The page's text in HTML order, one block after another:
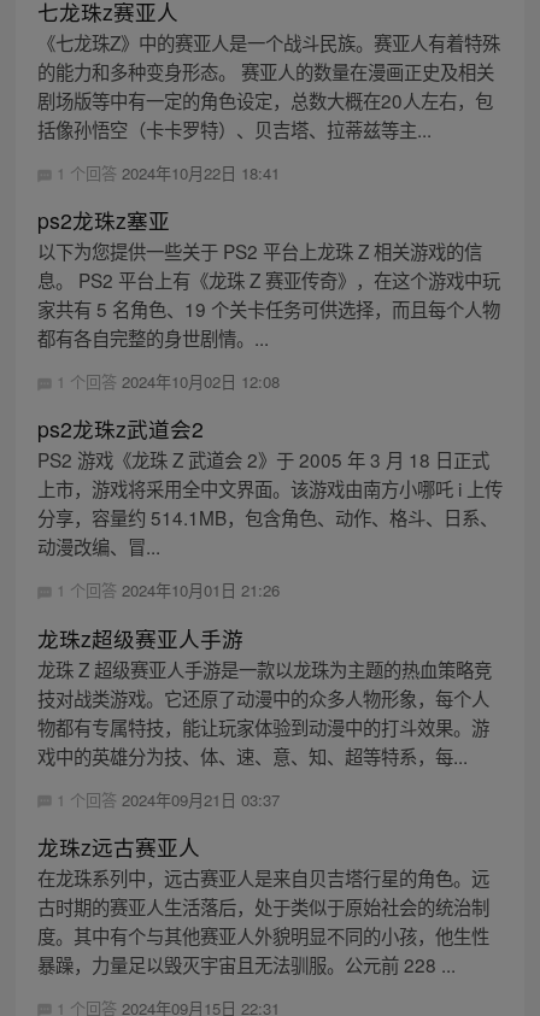
七龙珠z赛亚人
《七龙珠Z》中的赛亚人是一个战斗民族。赛亚人有着特殊
的能力和多种变身形态。 赛亚人的数量在漫画正史及相关
剧场版等中有一定的角色设定，总数大概在20人左右，包
括像孙悟空（卡卡罗特）、贝吉塔、拉蒂兹等主...
1 个回答 2024年10月22日 18:41
ps2龙珠z塞亚
以下为您提供一些关于 PS2 平台上龙珠 Z 相关游戏的信
息。 PS2 平台上有《龙珠 Z 赛亚传奇》，在这个游戏中玩
家共有 5 名角色、19 个关卡任务可供选择，而且每个人物
都有各自完整的身世剧情。...
1 个回答 2024年10月02日 12:08
ps2龙珠z武道会2
PS2 游戏《龙珠 Z 武道会 2》于 2005 年 3 月 18 日正式
上市，游戏将采用全中文界面。该游戏由南方小哪吒 i 上传
分享，容量约 514.1MB，包含角色、动作、格斗、日系、
动漫改编、冒...
1 个回答 2024年10月01日 21:26
龙珠z超级赛亚人手游
龙珠 Z 超级赛亚人手游是一款以龙珠为主题的热血策略竞
技对战类游戏。它还原了动漫中的众多人物形象，每个人
物都有专属特技，能让玩家体验到动漫中的打斗效果。游
戏中的英雄分为技、体、速、意、知、超等特系，每...
1 个回答 2024年09月21日 03:37
龙珠z远古赛亚人
在龙珠系列中，远古赛亚人是来自贝吉塔行星的角色。远
古时期的赛亚人生活落后，处于类似于原始社会的统治制
度。其中有个与其他赛亚人外貌明显不同的小孩，他生性
暴躁，力量足以毁灭宇宙且无法驯服。公元前 228 ...
1 个回答 2024年09月15日 22:31